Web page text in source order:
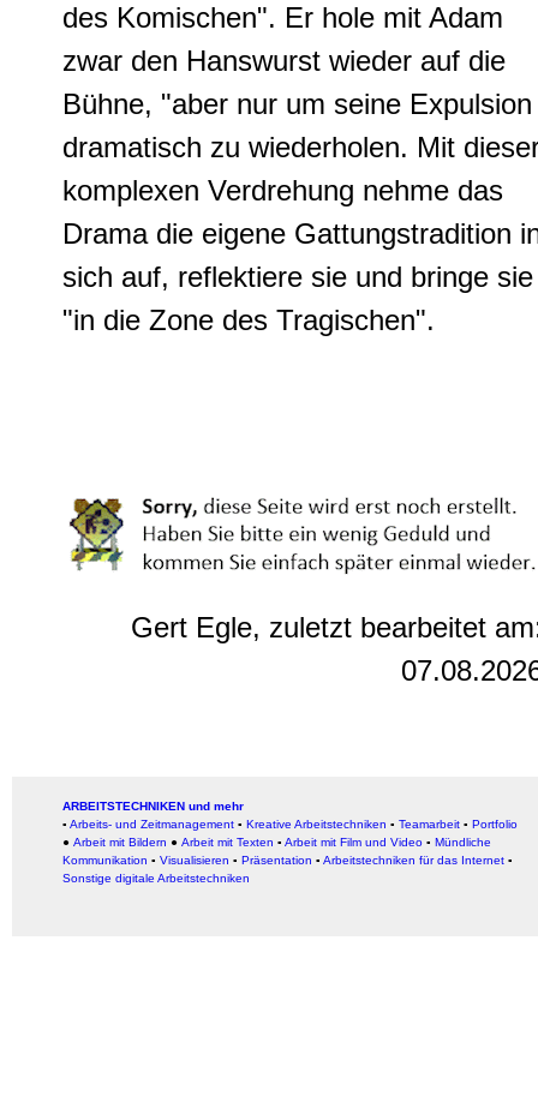
des Komischen". Er hole mit Adam
zwar den Hanswurst wieder auf die
Bühne, "aber nur um seine Expulsion
dramatisch zu wiederholen. Mit
komplexen Verdrehung nehme das
Drama die eigene Gattungstradition
sich auf, reflektiere sie und bringe sie
"in die Zone des Tragischen".
Gert Egle, zuletzt bearbeitet
ARBEITSTECHNIKEN und mehr
▪ Arbeits- und Zeitmanagement ▪ Kreative Arbeitstechniken ▪ Teamarbeit ▪ Portfolio
● Arbeit mit Bildern ● Arbeit mit Texten ▪ Arbeit mit Film und Video ▪ Mündliche
Kommunikation ▪ Visualisieren ▪ Präsentation ▪ Arbeitstechniken für das Internet ▪
Sonstige digitale Arbeitstechniken